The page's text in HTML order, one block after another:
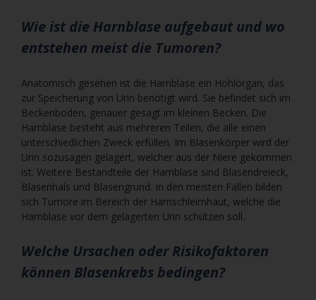
Wie ist die Harnblase aufgebaut und wo
entstehen meist die Tumoren?
Anatomisch gesehen ist die Harnblase ein Hohlorgan, das
zur Speicherung von Urin benötigt wird. Sie befindet sich im
Beckenboden, genauer gesagt im kleinen Becken. Die
Harnblase besteht aus mehreren Teilen, die alle einen
unterschiedlichen Zweck erfüllen. Im Blasenkörper wird der
Urin sozusagen gelagert, welcher aus der Niere gekommen
ist. Weitere Bestandteile der Harnblase sind Blasendreieck,
Blasenhals und Blasengrund. In den meisten Fällen bilden
sich Tumore im Bereich der Harnschleimhaut, welche die
Harnblase vor dem gelagerten Urin schützen soll.
Welche Ursachen oder Risikofaktoren
können Blasenkrebs bedingen?